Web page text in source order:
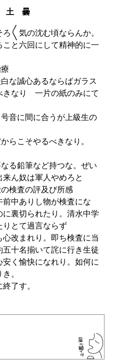
土 曇
〱気の沈む頃ならんか。
と六回にして精神的に一
な誠心あるならばガラス
きなり 一片の紙のみにて
音に間に合うが上級生の
らこそやるべきなり。
る鉛筆など持つな。ぜい
ん奴は軍人やめろと
検査の評及び所感
中ありし物が検査にな
裏切られたり。清水中学
りとて過言ならず
改まれり。即ち検査に当
十名揃いて詫に行き生徒
く愉快になれり。如何に
。
了す。